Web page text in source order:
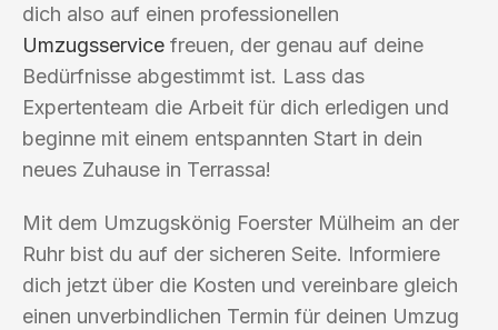
dich also auf einen professionellen
Umzugsservice freuen, der genau auf deine
Bedürfnisse abgestimmt ist. Lass das
Expertenteam die Arbeit für dich erledigen und
beginne mit einem entspannten Start in dein
neues Zuhause in Terrassa!
Mit dem Umzugskönig Foerster Mülheim an der
Ruhr bist du auf der sicheren Seite. Informiere
dich jetzt über die Kosten und vereinbare gleich
einen unverbindlichen Termin für deinen Umzug